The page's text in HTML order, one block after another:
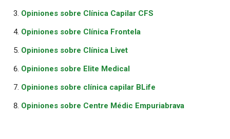
Opiniones sobre Clínica Capilar CFS
Opiniones sobre Clínica Frontela
Opiniones sobre Clínica Livet
Opiniones sobre Elite Medical
Opiniones sobre clínica capilar BLife
Opiniones sobre Centre Médic Empuriabrava